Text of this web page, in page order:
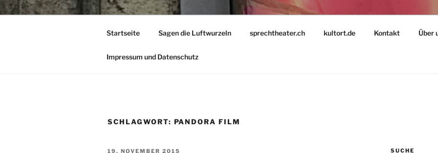
Startseite Sagen die Luftwurzeln sprechtheater.ch kultort.de Kontakt Über
Impressum und Datenschutz
SCHLAGWORT: PANDORA FILM
VERÖFFENTLICHT
19. NOVEMBER 2015 SUCHE